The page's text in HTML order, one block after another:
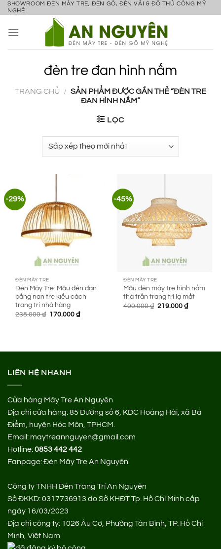
Bỏ
nội
SHOWROOM ĐÈN MÂY TRE, ĐÈN GỖ, ĐÈN VẢI & ĐỒ THỦ CÔNG MỸ
NGHỆ
đèn tre đan hình nấm
TRANG CHỦ / SẢN PHẨM ĐƯỢC GẮN THẺ “ĐÈN TRE
ĐAN HÌNH NẤM”
LỌC
-29%
ĐÈN MÂY TRE
Đèn Mây Tre: Mẫu đèn đan
bằng nan tre kiểu cách
trang trí nhà hàng
238.000₫ Giá
170.000₫Giá
-45%
ĐÈN MÂY TRE
Mẫu đèn mây tre hình nấm
thả trần trang trí lạ mắt
400.000₫ Giá
219.000₫Giá
LIÊN HỆ NHANH
Cửa hàng Mây Tre An Nguyên
Địa chỉ cửa hàng:85 Đường số 6, KDC Hoàng Hải, xã Bà
Điểm, huyện Hóc Môn, TPHCM.
Email: maytreannguyen@gmail.com
Hotline:0853 442 442
Fanpage:Đèn Mây Tre An Nguyên
Công ty TNHH Đèn Trang Trí An Nguyên
Số ĐKKD: 0317736913 do Sở KHĐT Tp. Hồ Chí Minh cấp
ngày 16/03/2023
Địa chỉ công ty: 1026 Âu Cơ, Phường Tân Bình, TP. Hồ Chí
Minh, Việt Nam